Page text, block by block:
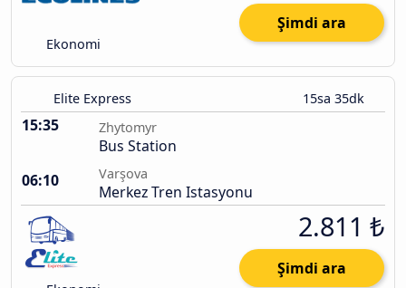
Ekonomi
Şimdi ara
Elite Express 15sa 35dk
15:35 Zhytomyr
Bus Station
06:10
Varşova
Merkez Tren Istasyonu
2.811 ₺
Şimdi ara